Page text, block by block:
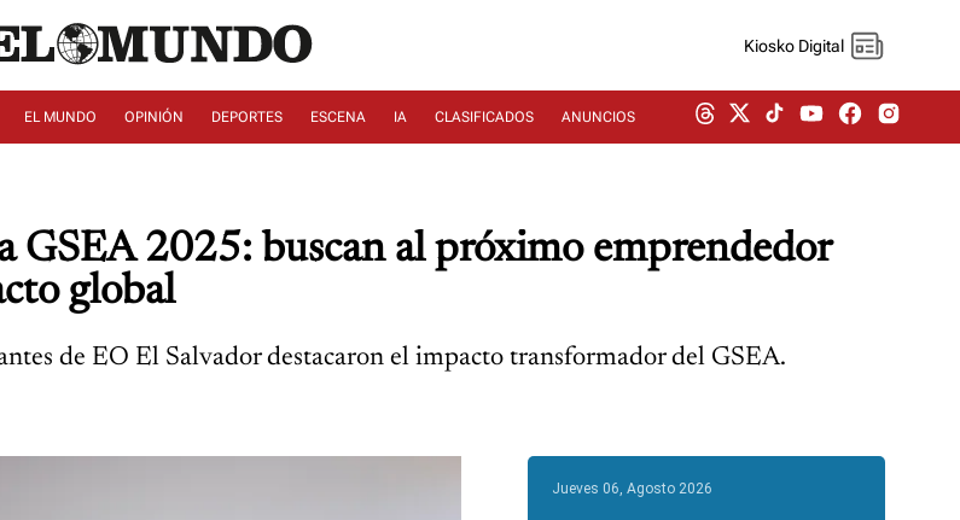
Kiosko Digital
EL MUNDO OPINIÓN DEPORTES ESCENA IA CLASIFICADOS ANUNCIOS
GSEA 2025: buscan al próximo emprendedor
global
de EO El Salvador destacaron el impacto transformador del GSEA.
Jueves 06, Agosto 2026